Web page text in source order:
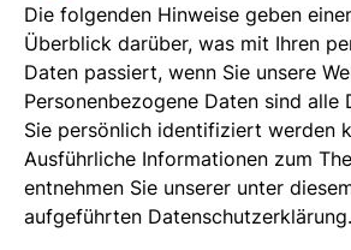
Die folgenden Hinweise geben
Überblick darüber, was mit Ihren
Daten passiert, wenn Sie unsere
Personenbezogene Daten sind alle
Sie persönlich identifiziert werden
Ausführliche Informationen zum
entnehmen Sie unserer unter
aufgeführten Datenschutzerklärung.